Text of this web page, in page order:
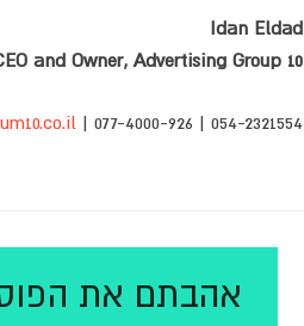
Idan Eldad
and Owner, Advertising Group 10
054-2321554 |
| 077-4000-926
אהבתם את